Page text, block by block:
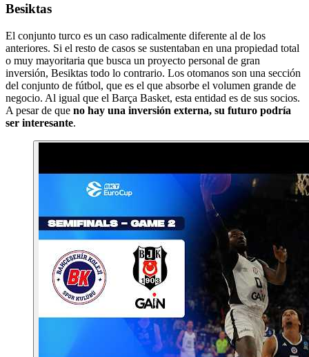
Besiktas
El conjunto turco es un caso radicalmente diferente al de los
anteriores. Si el resto de casos se sustentaban en una propiedad total
o muy mayoritaria que busca un proyecto personal de gran
inversión, Besiktas todo lo contrario. Los otomanos son una sección
del conjunto de fútbol, que es el que absorbe el volumen grande de
negocio. Al igual que el Barça Basket, esta entidad es de sus socios.
A pesar de que no hay una inversión externa, su futuro podría
ser interesante.